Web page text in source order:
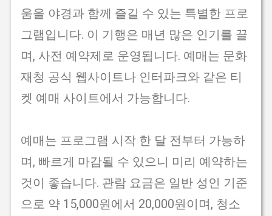
움을 야경과 함께 즐길 수 있는 특별한 프로
그램입니다. 이 기행은 매년 많은 인기를 끌
며, 사전 예약제로 운영됩니다. 예매는 문화
재청 공식 웹사이트나 인터파크와 같은 티
켓 예매 사이트에서 가능합니다.
예매는 프로그램 시작 한 달 전부터 가능하
며, 빠르게 마감될 수 있으니 미리 예약하는
것이 좋습니다. 관람 요금은 일반 성인 기준
으로 약 15,000원에서 20,000원이며, 청소